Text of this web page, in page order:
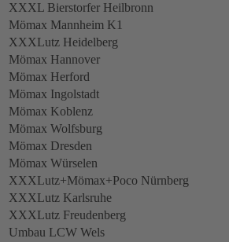
XXXL Bierstorfer Heilbronn
Mömax Mannheim K1
XXXLutz Heidelberg
Mömax Hannover
Mömax Herford
Mömax Ingolstadt
Mömax Koblenz
Mömax Wolfsburg
Mömax Dresden
Mömax Würselen
XXXLutz+Mömax+Poco Nürnberg
XXXLutz Karlsruhe
XXXLutz Freudenberg
Umbau LCW Wels